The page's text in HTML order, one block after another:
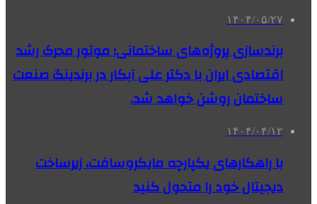
۱۴۰۴/۰۵/۲۷
برندسازی پروژه‌های ساختمانی؛ موتور محرک رشد
اقتصادی ایران با دکتر علی آبکار در برندینگ صنعت
ساختمان روشن خواهد شد.
۱۴۰۴/۰۴/۱۲
با راهکارهای یکپارچه مایکروسافت، زیرساخت
دیجیتال خود را متحول کنید